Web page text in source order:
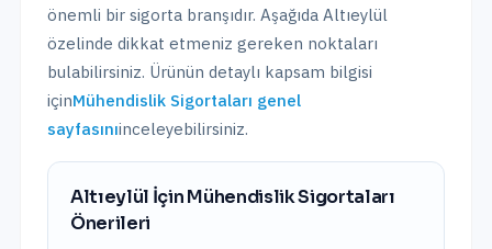
önemli bir sigorta branşıdır. Aşağıda Altıeylül
özelinde dikkat etmeniz gereken noktaları
bulabilirsiniz. Ürünün detaylı kapsam bilgisi
içinMühendislik Sigortaları genel
sayfasınıinceleyebilirsiniz.
Altıeylül İçinMühendislik Sigortaları
Önerileri